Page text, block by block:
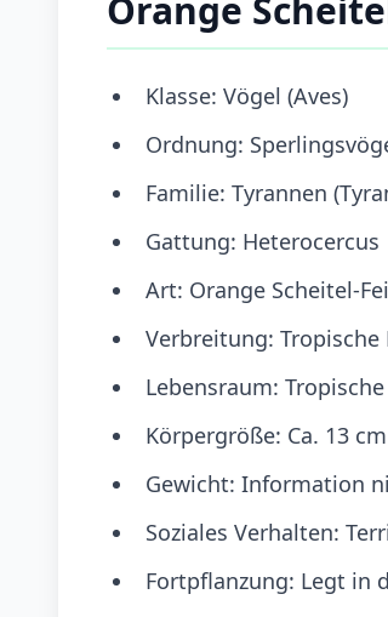
Klasse: Vögel (Aves)
Ordnung:
Familie: Tyrannen
Gattung: Heterocercus
Art: Orange Scheitel-
Verbreitung: Tropische
Lebensraum:
Körpergröße: Ca. 13 cm
Gewicht: Information
Soziales Verhalten:
Fortpflanzung: Legt in